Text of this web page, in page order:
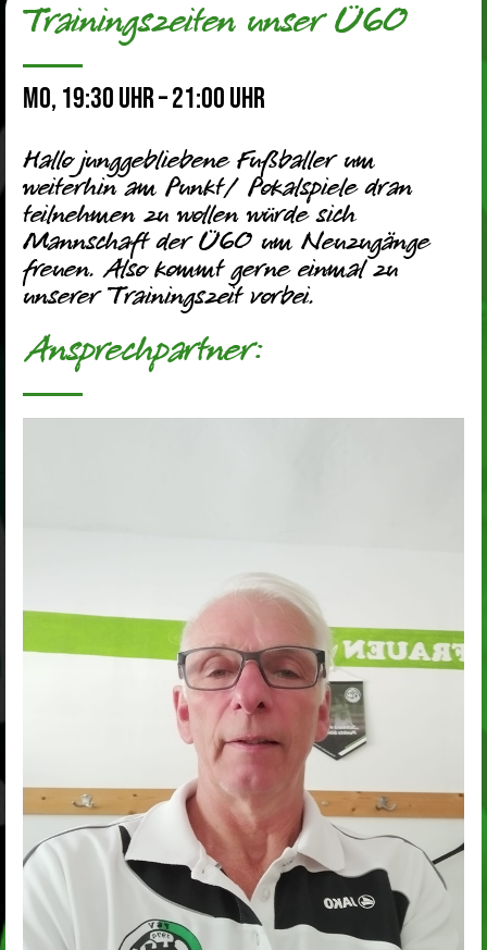
Trainingszeiten unser Ü60
Mo, 19:30 Uhr – 21:00 Uhr
Hallo junggebliebene Fußballer um
weiterhin am Punkt/ Pokalspiele dran
teilnehmen zu wollen würde sich
Mannschaft der Ü60 um Neuzugänge
freuen. Also kommt gerne einmal zu
unserer Trainingszeit vorbei.
Ansprechpartner: